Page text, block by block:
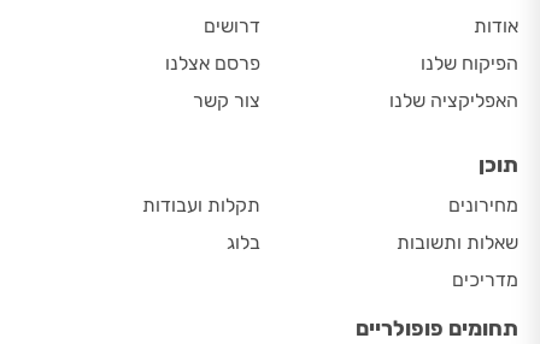
אודות
הפיקוח שלנו
האפליקציה שלנו
דרושים
פרסם אצלנו
צור קשר
תוכן
מחירונים
שאלות ותשובות
מדריכים
תקלות ועבודות
בלוג
תחומים פופולריים